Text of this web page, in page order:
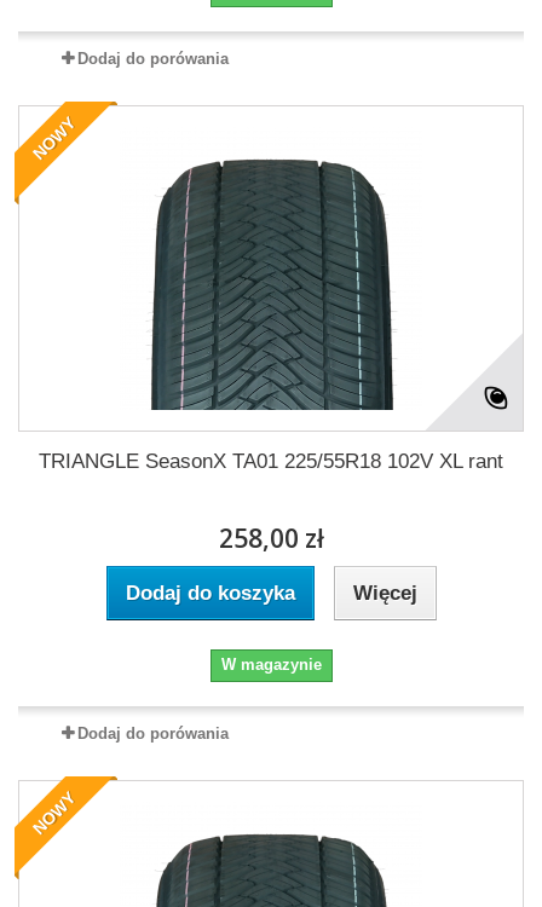
Dodaj do porówania
NOWY
TRIANGLE SeasonX TA01 225/55R18 102V XL rant
258,00 zł
Dodaj do koszyka Więcej
W magazynie
Dodaj do porówania
NOWY